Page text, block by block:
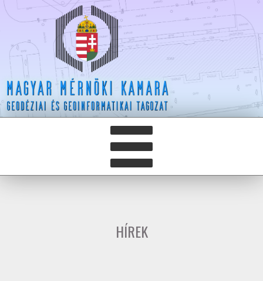
HÍREK